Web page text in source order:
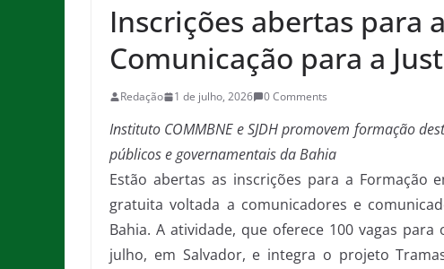
Inscrições abertas para
Comunicação para a
Redação 1 de julho, 2026 0 Comments
Instituto COMMBNE e SJDH promovem formação
públicos e governamentais da Bahia
Estão abertas as inscrições para a Formação
gratuita voltada a comunicadores e
Bahia. A atividade, que oferece 100 vagas
julho, em Salvador, e integra o projeto